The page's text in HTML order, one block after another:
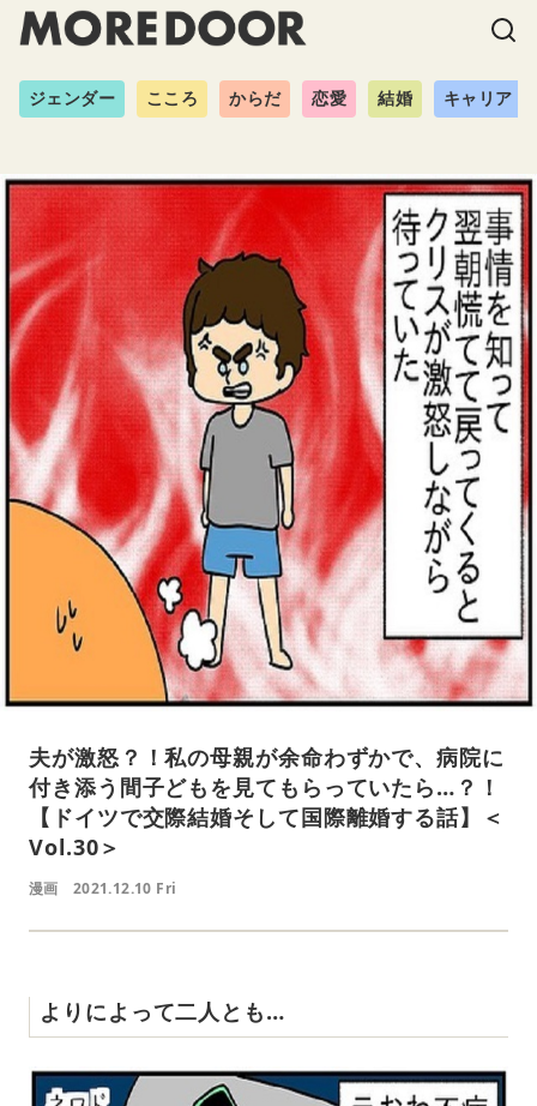
ジェンダー こころ からだ 恋愛 結婚 キャリア
夫が激怒？！私の母親が余命わずかで、病院に
付き添う間子どもを見てもらっていたら…？！
【ドイツで交際結婚そして国際離婚する話】＜
Vol.30＞
漫画 2021.12.10 Fri
よりによって二人とも…